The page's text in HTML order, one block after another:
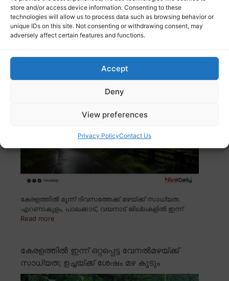
store and/or access device information. Consenting to these
technologies will allow us to process data such as browsing behavior or
unique IDs on this site. Not consenting or withdrawing consent, may
adversely affect certain features and functions.
Accept
Deny
View preferences
Privacy PolicyContact Us
പ്രഖ്യാപിച്ചു. പത്തനംതിട്ട, എറണാകുളം, ഇടുക്കി,Read
more
കേരളത്തിൽ മൂന്ന് ദിവസത്തേക്ക് മഴയ്ക്ക് സാധ്യത.
എറണാകുളം, പാലക്കാട്, വയനാട് ജില്ലകളിൽ ഇന്ന്
Read more
കേരളത്തിൽ ഇന്ന് ഒറ്റപ്പെട്ട വേനൽമഴയ്ക്ക്
സാധ്യത; ഉച്ചയ്ക്ക് ശേഷം മഴ കൂടും